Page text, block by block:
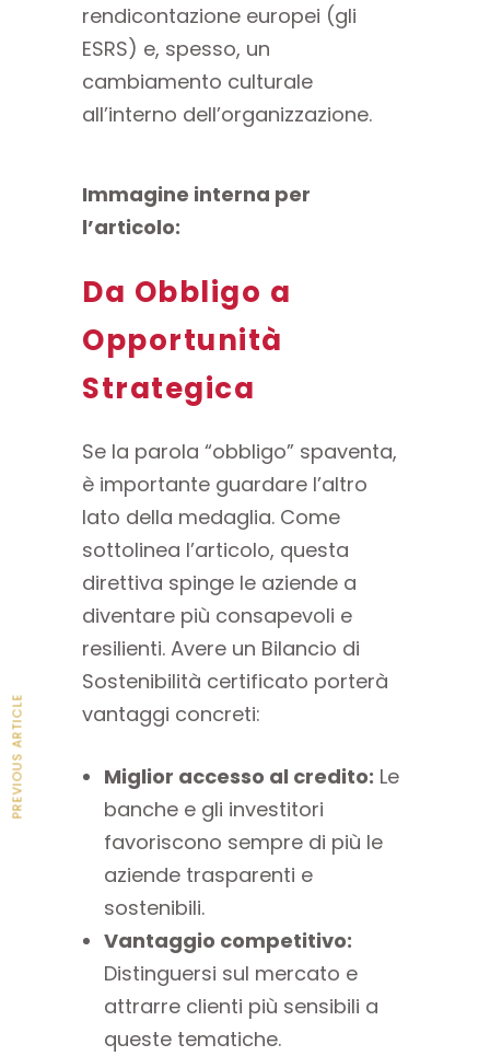
rendicontazione europei (gli
ESRS) e, spesso, un
cambiamento culturale
all’interno dell’organizzazione.
Immagine interna per
l’articolo:
Da Obbligo a
Opportunità
Strategica
Se la parola “obbligo” spaventa,
è importante guardare l’altro
lato della medaglia. Come
sottolinea l’articolo, questa
direttiva spinge le aziende a
diventare più consapevoli e
resilienti. Avere un Bilancio di
Sostenibilità certificato porterà
vantaggi concreti:
Miglior accesso al credito: Le
banche e gli investitori
favoriscono sempre di più le
aziende trasparenti e
sostenibili.
Vantaggio competitivo:
Distinguersi sul mercato e
attrarre clienti più sensibili a
queste tematiche.
PREVIOUS ARTICLE